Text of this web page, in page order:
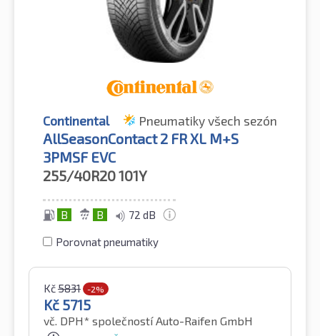
Continental Pneumatiky všech sezón
AllSeasonContact 2 FR XL M+S
3PMSF EVC
255/40R20101Y
B B 72 dB
Porovnat pneumatiky
Kč5831 -2%
Kč 5715
vč. DPH* společností Auto-Raifen GmbH